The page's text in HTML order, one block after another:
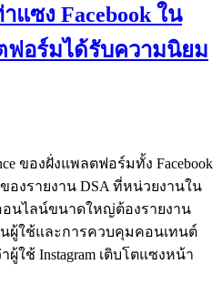
แซง Facebook ใน
ฟอร์มได้รับความนิยม
ของฝั่งแพลตฟอร์มทั้ง Facebook
องรายงาน DSA ที่หน่วยงานใน
นไลน์ขนาดใหญ่ต้องรายงาน
นผู้ใช้และการควบคุมคอนเทนต์
ช้ Instagram เติบโตแซงหน้า